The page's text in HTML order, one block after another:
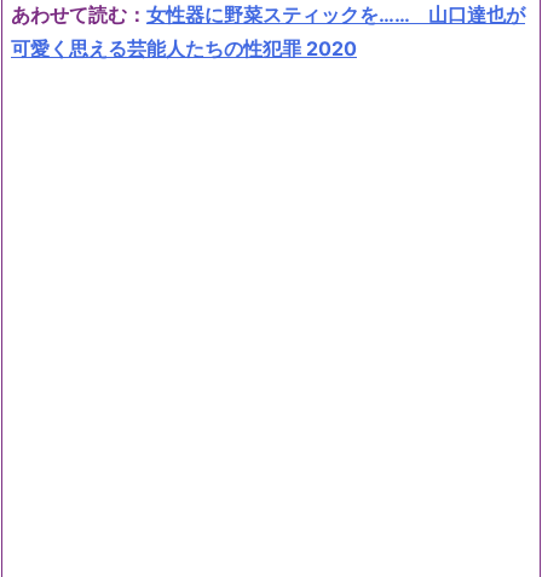
あわせて読む： 女性器に野菜スティックを…… 山口達也が
可愛く思える芸能人たちの性犯罪 2020